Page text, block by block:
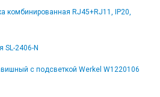
комбинированная RJ45+RJ11, IP20,
SL-2406-N
с подсветкой Werkel W1220106